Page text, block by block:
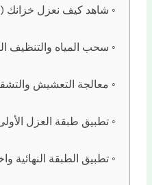
شاهد كيف نعزل خزانك
سحب المياه والتنظيف
معالجة التعشيش
تطبيق طبقة العزل
تطبيق الطبقة النهائية